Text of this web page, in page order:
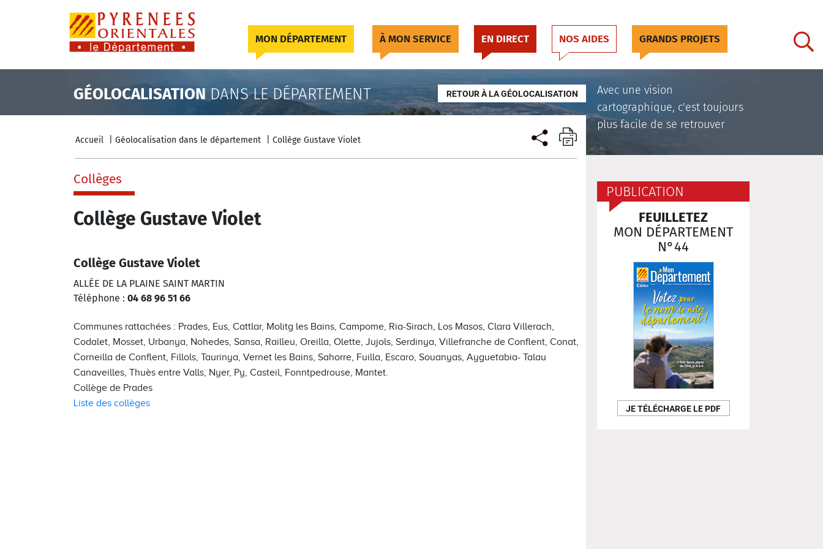
MON DÉPARTEMENT À MON SERVICE EN DIRECT NOS AIDES GRANDS PROJETS
GÉOLOCALISATION DANS LE DÉPARTEMENT RETOUR À LA GÉOLOCALISATION
Avec une vision
cartographique, c'est toujours
plus facile de se retrouver
Accueil Géolocalisation dans le département Collège Gustave Violet
Collèges
Collège Gustave Violet
Collège Gustave Violet
ALLÉE DE LA PLAINE SAINT MARTIN
Téléphone : 04 68 96 51 66
Communes rattachées : Prades, Eus, Cattlar, Molitg les Bains, Campome, Ria-Sirach, Los Masos, Clara Villerach,
Codalet, Mosset, Urbanya, Nohedes, Sansa, Railleu, Oreilla, Olette, Jujols, Serdinya, Villefranche de Conflent, Conat,
Corneilla de Conflent, Fillols, Taurinya, Vernet les Bains, Sahorre, Fuilla, Escaro, Souanyas, Ayguetabia- Talau
Canaveilles, Thuès entre Valls, Nyer, Py, Casteil, Fonntpedrouse, Mantet.
Collège de Prades
Liste des collèges
PUBLICATION
FEUILLETEZ
MON DÉPARTEMENT
N°44
JE TÉLÉCHARGE LE PDF